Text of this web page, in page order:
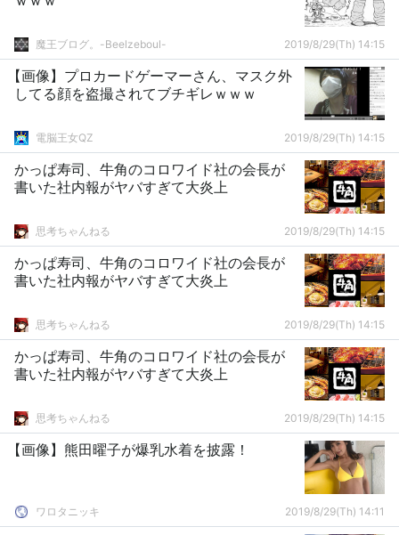
魔王ブログ。-Beelzeboul- 2019/8/29(Th) 14:15
【画像】プロカードゲーマーさん、マスク外
してる顔を盗撮されてブチギレｗｗｗ
電脳王女QZ 2019/8/29(Th) 14:15
かっぱ寿司、牛角のコロワイド社の会長が
書いた社内報がヤバすぎて大炎上
思考ちゃんねる 2019/8/29(Th) 14:15
かっぱ寿司、牛角のコロワイド社の会長が
書いた社内報がヤバすぎて大炎上
思考ちゃんねる 2019/8/29(Th) 14:15
かっぱ寿司、牛角のコロワイド社の会長が
書いた社内報がヤバすぎて大炎上
思考ちゃんねる 2019/8/29(Th) 14:15
【画像】熊田曜子が爆乳水着を披露！
ワロタニッキ 2019/8/29(Th) 14:11